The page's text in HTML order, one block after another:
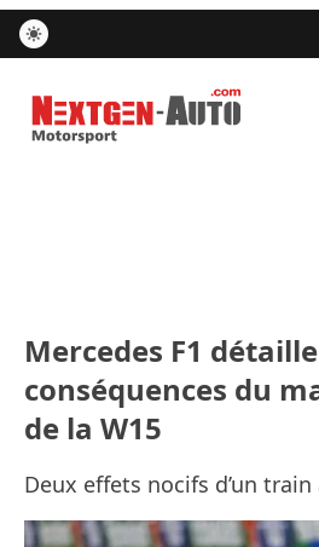
Nextgen-Auto.com
Mercedes F1
conséquences du
de la W15
Deux effets nocifs d’un